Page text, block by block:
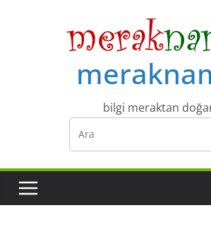
bilgi meraktan